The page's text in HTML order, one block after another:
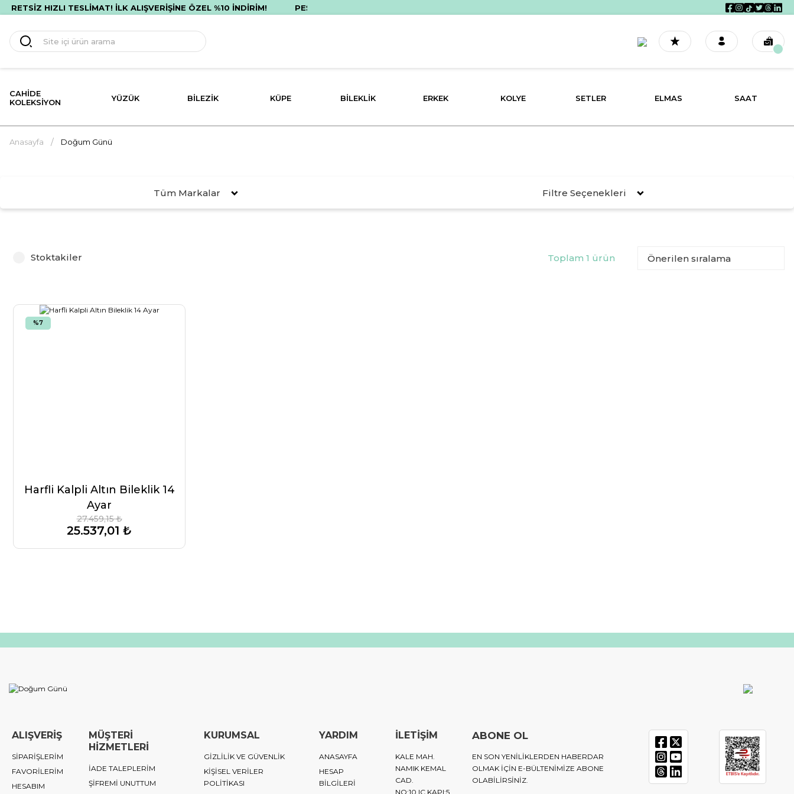
HIZLI TESLİMAT! İLK ALIŞVERİŞİNE ÖZEL %10 İNDİRİM! PEŞİN FİYATINA 3 TAKSİT İMKANI!
CAHIDE
KOLEKSIYON
YÜZÜK BILEZIK KÜPE BILEKLIK ERKEK KOLYE SETLER ELMAS SAAT
Anasayfa Doğum Günü
Tüm Markalar Filtre Seçenekleri
Stoktakiler Toplam 1 ürün
%7
Harfli Kalpli Altın Bileklik 14
Ayar
25.537,01 ₺
27.459,15 ₺
ALIŞVERİŞ
SİPARİŞLERİM
FAVORİLERİM
HESABIM
MÜŞTERİ
HİZMETLERİ
İADE TALEPLERİM
ŞİFREMİ UNUTTUM
KURUMSAL
GİZLİLİK VE GÜVENLİK
KİŞİSEL VERİLER
POLİTİKASI
YARDIM
ANASAYFA
HESAP
BİLGİLERİ
İLETİŞİM
KALE MAH.
NAMIK KEMAL
CAD.
NO:10 IC KAPI:5
ABONE OL
EN SON YENILIKLERDEN HABERDAR
OLMAK IÇIN E-BÜLTENIMIZE ABONE
OLABILIRSINIZ.